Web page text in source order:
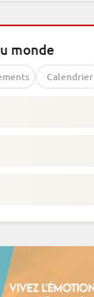
monde
Calendrier